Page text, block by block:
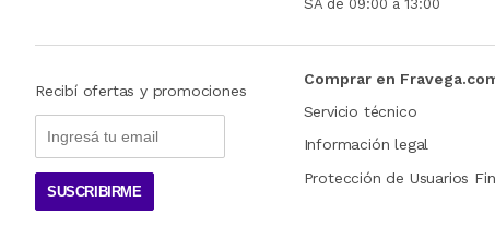
SA de 09:00 a 13:00
Recibí ofertas y promociones
SUSCRIBIRME
Comprar en
Servicio técnico
Información legal
Protección de Usuarios